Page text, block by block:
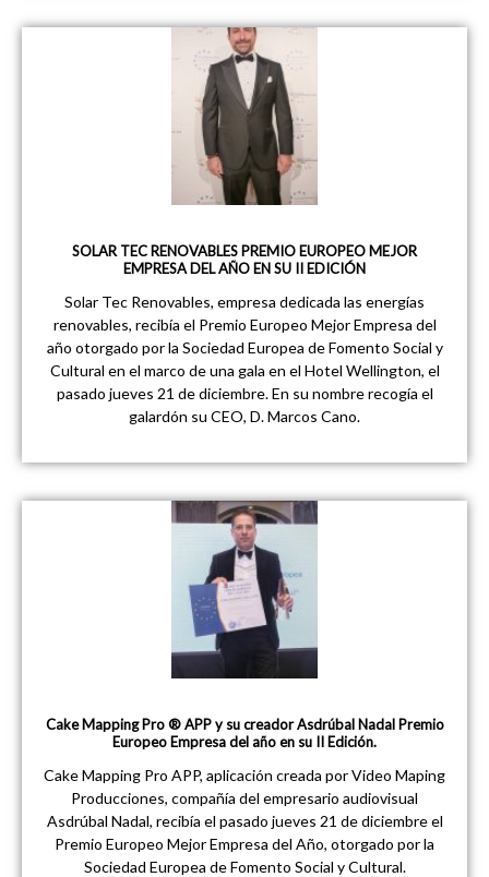
SOLAR TEC RENOVABLES PREMIO EUROPEO MEJOR
EMPRESA DEL AÑO EN SU II EDICIÓN
Solar Tec Renovables, empresa dedicada las energías
renovables, recibía el Premio Europeo Mejor Empresa del
año otorgado por la Sociedad Europea de Fomento Social y
Cultural en el marco de una gala en el Hotel Wellington, el
pasado jueves 21 de diciembre. En su nombre recogía el
galardón su CEO, D. Marcos Cano.
Cake Mapping Pro ® APP y su creador Asdrúbal Nadal Premio
Europeo Empresa del año en su II Edición.
Cake Mapping Pro APP, aplicación creada por Video Maping
Producciones, compañía del empresario audiovisual
Asdrúbal Nadal, recibía el pasado jueves 21 de diciembre el
Premio Europeo Mejor Empresa del Año, otorgado por la
Sociedad Europea de Fomento Social y Cultural.